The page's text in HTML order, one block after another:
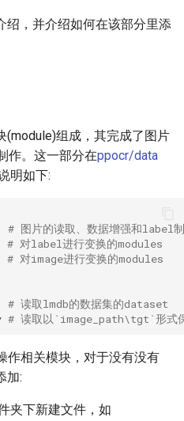
한국인
PaddleOCR模型推理参数
项目克隆
如何生产自定义超轻量模
绍，并介绍如何在该部分里添
(module)组成，其完成了图片
作。这一部分在ppocr/data
明如下:
# 图片的读取、数据增强和label
# 对label进行变换的modules
# 对image进行变换的modules
# 读取lmdb的数据集的dataset
# 读取以`image_path\tgt`形式
作相关模块，对于没有没有
加:
夹下新建文件，如